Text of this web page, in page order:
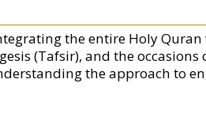
the entire Holy
(Tafsir), and the
the approach to